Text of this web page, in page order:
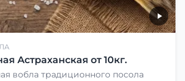
Астраханская от 10кг.
вобла традиционного посола